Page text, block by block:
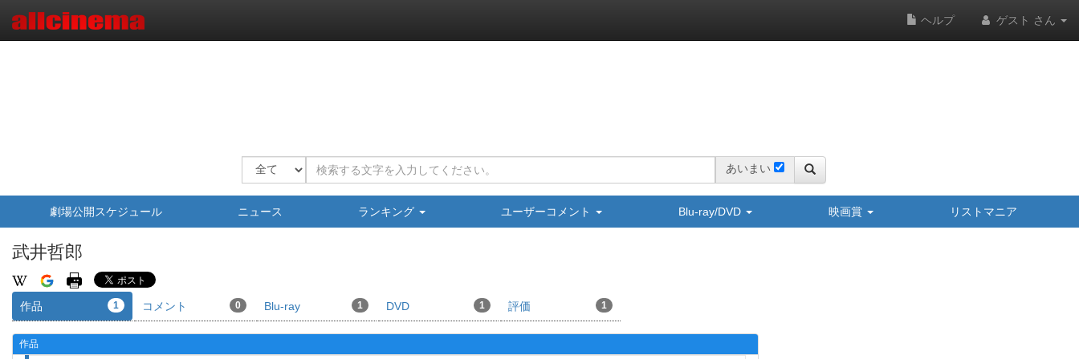
ヘルプ ゲスト さん
あいまい
劇場公開スケジュール ニュース ランキング ユーザーコメント Blu-ray/DVD 映画賞 リストマニア
武井哲郎
作品 1 コメント 0 Blu-ray 1 DVD 1 評価 1
作品